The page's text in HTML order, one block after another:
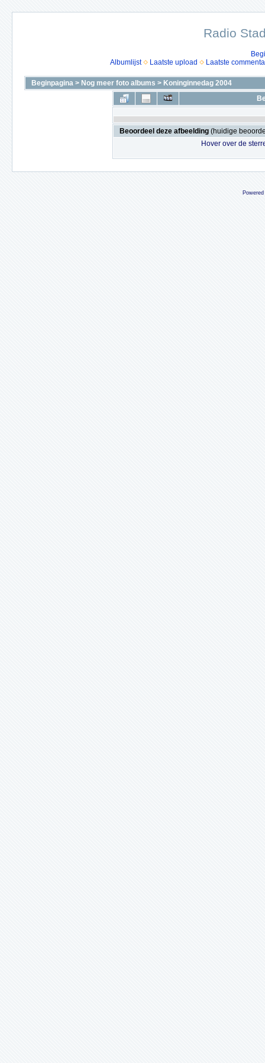
Radio
Albumlijst
Laatste upload Laatste
Beginpagina > Nog meer foto albums > Koninginnedag 2004
Beoordeel deze afbeelding (huidige
Hover over de